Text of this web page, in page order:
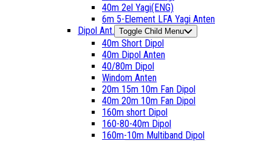
40m 2el Yagi(ENG)
6m 5-Element LFA Yagi Anten
Dipol Ant. Toggle Child Menu
40m Short Dipol
40m Dipol Anten
40/80m Dipol
Windom Anten
20m 15m 10m Fan Dipol
40m 20m 10m Fan Dipol
160m short Dipol
160-80-40m Dipol
160m-10m Multiband Dipol